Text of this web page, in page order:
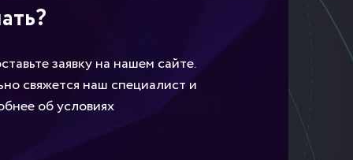
заявку на нашем сайте.
свяжется наш специалист и
об условиях